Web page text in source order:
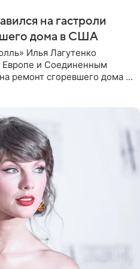
на гастроли
дома в США
Илья Лагутенко
Европе и Соединенным
ремонт сгоревшего дома в